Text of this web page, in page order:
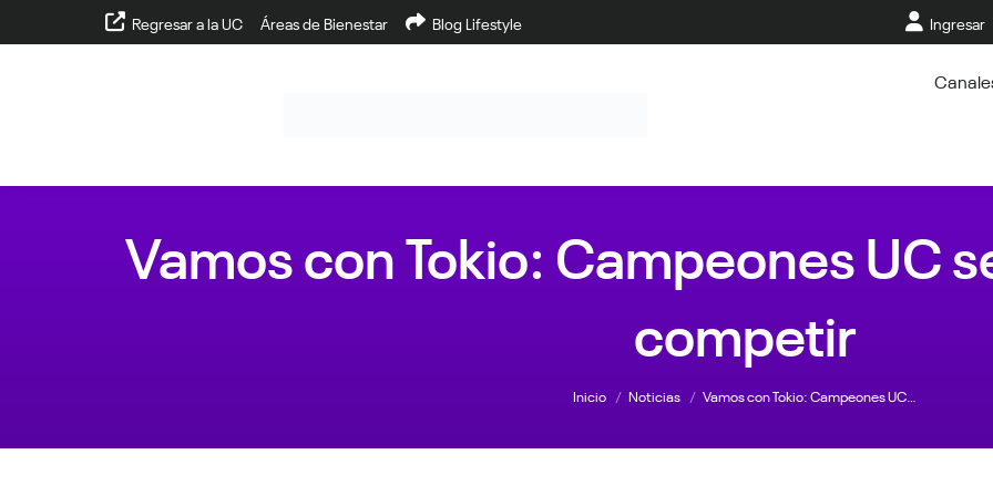
Regresar a la UC Áreas de Bienestar Blog Lifestyle Ingresar
Vamos con Tokio: Campeones UC
competir
Inicio Noticias Vamos con Tokio: Campeones UC…